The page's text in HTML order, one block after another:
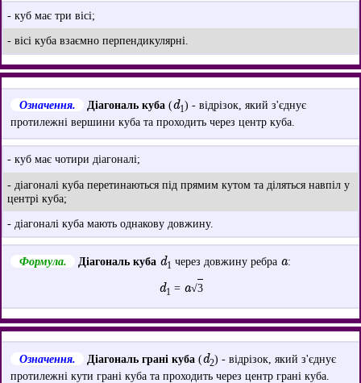
- куб має три вісі;
- вісі куба взаємно перпендикулярні.
Означення. Діагональ куба (d1) - відрізок, який з'єднує
протилежні вершини куба та проходить через центр куба.
- куб має чотири діагоналі;
- діагоналі куба перетинаються під прямим кутом та діляться навпіл у
центрі куба;
- діагоналі куба мають однакову довжину.
Формула. Діагональ куба d1 через довжину ребра a:
d1 = a√3
Означення. Діагональ грані куба (d2) - відрізок, який з'єднує
протилежні кути грані куба та проходить через центр грані куба.